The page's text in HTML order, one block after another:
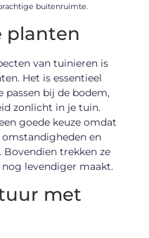
buitenruimte.
planten
van tuinieren is
Het is essentieel
passen bij de bodem,
zonlicht in je tuin.
goede keuze omdat
en
trekken ze
levendiger maakt.
met